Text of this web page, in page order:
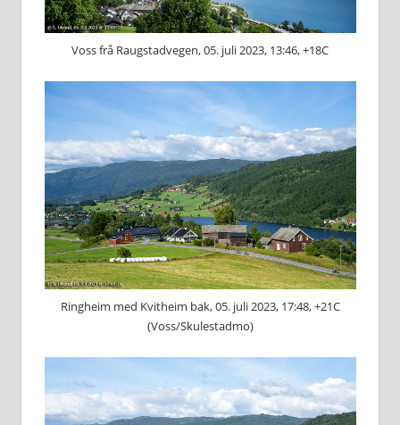
Voss frå Raugstadvegen, 05. juli 2023, 13:46, +18C
Ringheim med Kvitheim bak, 05. juli 2023, 17:48, +21C
(Voss/Skulestadmo)